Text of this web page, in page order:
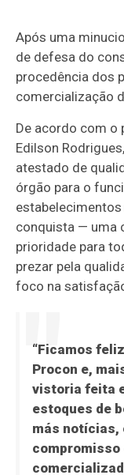
Após uma
de defesa do
procedência dos
comercialização
De acordo com o
Edilson
atestado de
órgão para o
conquista — uma
prioridade para
prezar pela
foco na
“Ficamos
Procon e,
vistoria feita
estoques de
más notícias,
compromisso